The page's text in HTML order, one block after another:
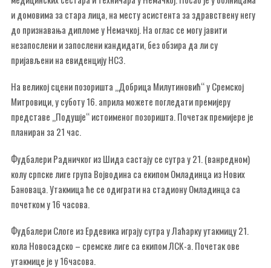
и домовима за стара лица, на месту асистента за здравствену негу
до признавања дипломе у Немачкој. На оглас се могу јавити
незапослени и запослени кандидати, без обзира да ли су
пријављени на евиденцију НСЗ.
На великој сцени позоришта „Добрица Милутиновић“ у Сремској
Митровици, у суботу 16. априла можете погледати премијеру
представе „Подушје“ истоименог позоришта. Почетак премијере је
планиран за 21 час.
Фудбалери Радничког из Шида састају се сутра у 21. (ванредном)
колу српске лиге група Војводина са екипом Омладинца из Нових
Бановаца. Утакмица ће се одиграти на стадиону Омладинца са
почетком у 16 часова.
Фудбалери Слоге из Ердевика играју сутра у Лаћарку утакмицу 21.
кола Новосадско – сремске лиге са екипом ЛСК-а. Почетак ове
утакмице је у 16часова.